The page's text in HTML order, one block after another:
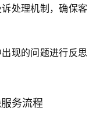
处理机制，确保客
现的问题进行反思
务流程